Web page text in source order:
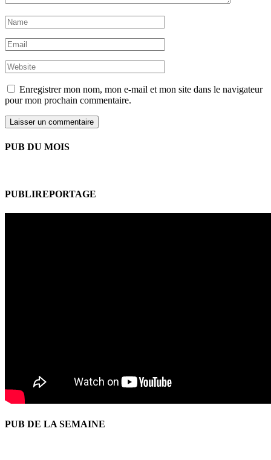
Enregistrer mon nom, mon e-mail et mon site dans le navigateur
pour mon prochain commentaire.
PUB DU MOIS
PUBLIREPORTAGE
PUB DE LA SEMAINE